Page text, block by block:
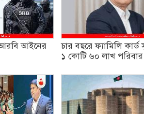
আইনের
চার বছরে ফ্যামিলি কার্ড
১ কোটি ৬০ লাখ পরিবার